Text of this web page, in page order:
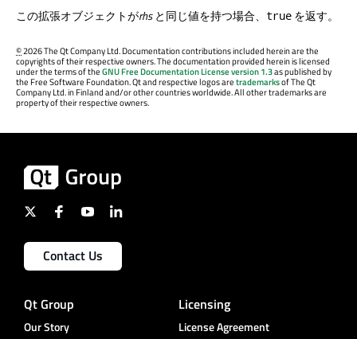
この拡張オブジェクトがrhsと同じ値を持つ場合、 true を返す。
©2026 The Qt Company Ltd. Documentation contributions included herein are the
copyrights of their respective owners. The documentation provided herein is licensed
under the terms of theGNU Free Documentation License version 1.3as published by
the Free Software Foundation. Qt and respective logos aretrademarksof The Qt
Company Ltd. in Finland and/or other countries worldwide. All other trademarks are
property of their respective owners.
Contact Us
Qt Group
Our Story
Licensing
License Agreement